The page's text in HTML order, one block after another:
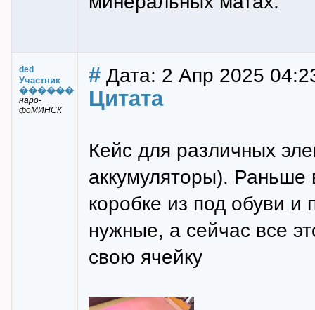
ded
Участник
������
наро-
фоМИНСК
# Дата: 2 Апр 2025
Цитата
Кейс для различных
аккумуляторы). Раньше
коробке из под обуви и
нужные, а сейчас все
свою ячейку